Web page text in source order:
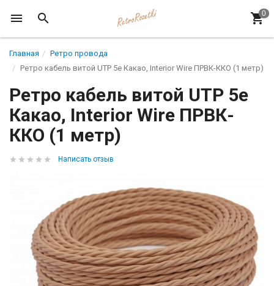
Главная
Ретро провода
Ретро кабель витой UTP 5e Какао, Interior Wire ПРВК-ККО (1 метр)
Ретро кабель витой UTP 5e
Какао, Interior Wire ПРВК-
ККО (1 метр)
Написать отзыв